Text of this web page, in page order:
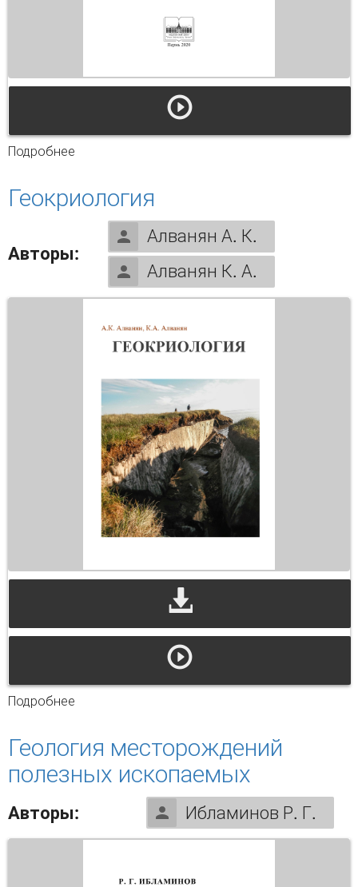
Подробнее
(Вып. 11)
Геокриология
Авторы:
Алванян А. К.
Алванян К. А.
Подробнее
Геология месторождений
полезных ископаемых
Авторы: Ибламинов Р. Г.